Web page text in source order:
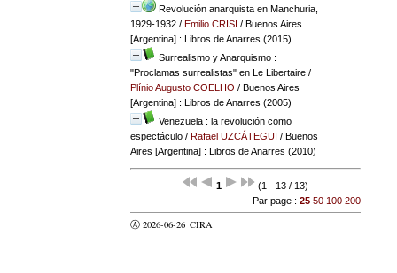
Revolución anarquista en Manchuria,
1929-1932/ Emilio CRISI / Buenos Aires
[Argentina] : Libros de Anarres (2015)
Surrealismo y Anarquismo :
"Proclamas surrealistas" en Le Libertaire/
Plínio Augusto COELHO / Buenos Aires
[Argentina] : Libros de Anarres (2005)
Venezuela : la revolución como
espectáculo/ Rafael UZCÁTEGUI / Buenos
Aires [Argentina] : Libros de Anarres (2010)
1
(1 - 13 / 13)
Par page : 25 50 100 200
Ⓐ 2026-06-26 CIRA